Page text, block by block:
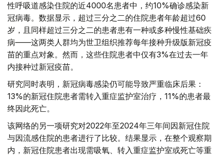
性呼吸道感染住院的近4000名患者中，约10%确诊感染新
冠病毒。数据显示，超过三分之二的住院患者年龄超过60
岁，且同样超过三分之二的患者患有一种或多种慢性基础疾
病——这两类人群均为世卫组织推荐每年接种升级版新冠疫
苗的重点对象。然而，这些住院患者中仅有3%在过去一年
内接种过新冠疫苗。
研究同时表明，新冠病毒感染仍可能导致严重临床后果：
13%的新冠住院患者需转入重症监护室治疗，11%的患者最
终因此死亡。
该网络的另一项研究对2022年至2024年三年间因新冠住院
与因流感住院的患者进行了比较。结果显示，在整个观察期
内，新冠住院患者出现需吸氧、转入重症监护室或死亡等重